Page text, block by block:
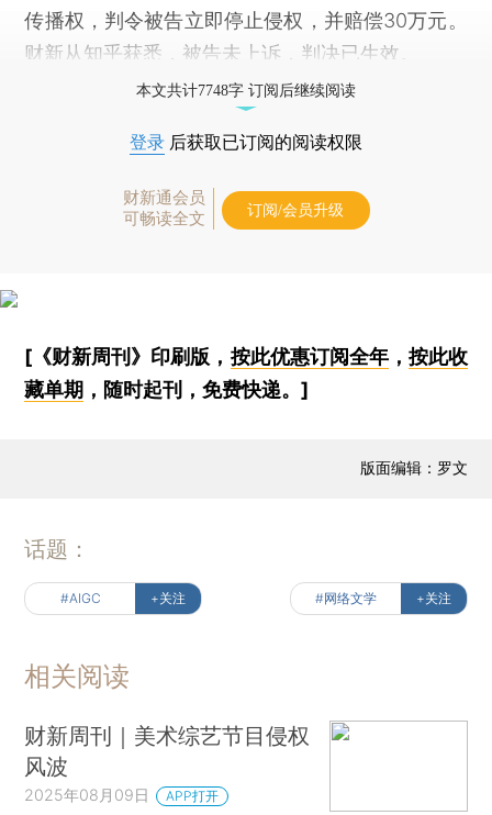
传播权，判令被告立即停止侵权，并赔偿30万元。
财新从知乎获悉，被告未上诉，判决已生效。
本文共计7748字 订阅后继续阅读
登录 后获取已订阅的阅读权限
财新通会员
可畅读全文
订阅/会员升级
[《财新周刊》印刷版， 按此优惠订阅全年， 按此收
藏单期 ，随时起刊，免费快递。]
版面编辑：罗文
话题：
#AIGC +关注 #网络文学 +关注
相关阅读
财新周刊｜美术综艺节目侵权
风波
2025年08月09日 APP打开